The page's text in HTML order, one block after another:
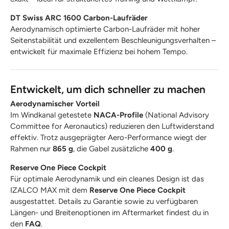
DT Swiss ARC 1600 Carbon-Laufräder
Aerodynamisch optimierte Carbon-Laufräder mit hoher
Seitenstabilität und exzellentem Beschleunigungsverhalten –
entwickelt für maximale Effizienz bei hohem Tempo.
Entwickelt, um dich schneller zu machen
Aerodynamischer Vorteil
Im Windkanal getestete NACA-Profile (National Advisory
Committee for Aeronautics) reduzieren den Luftwiderstand
effektiv. Trotz ausgeprägter Aero-Performance wiegt der
Rahmen nur 865 g, die Gabel zusätzliche 400 g.
Reserve One Piece Cockpit
Für optimale Aerodynamik und ein cleanes Design ist das
IZALCO MAX mit dem Reserve One Piece Cockpit
ausgestattet. Details zu Garantie sowie zu verfügbaren
Längen- und Breitenoptionen im Aftermarket findest du in
den FAQ.